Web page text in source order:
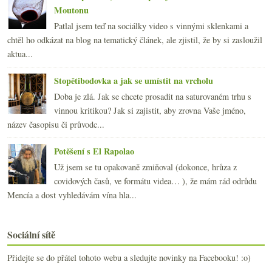
Moutonu
Patlal jsem teď na sociálky video s vinnými sklenkami a
chtěl ho odkázat na blog na tematický článek, ale zjistil, že by si zasloužil
aktua...
Stopětibodovka a jak se umístit na vrcholu
Doba je zlá. Jak se chcete prosadit na saturovaném trhu s
vinnou kritikou? Jak si zajistit, aby zrovna Vaše jméno,
název časopisu či průvodc...
Potěšení s El Rapolao
Už jsem se tu opakovaně zmiňoval (dokonce, hrůza z
covidových časů, ve formátu videa… ), že mám rád odrůdu
Mencía a dost vyhledávám vína hla...
Sociální sítě
Přidejte se do přátel tohoto webu a sledujte novinky na Facebooku! :o)